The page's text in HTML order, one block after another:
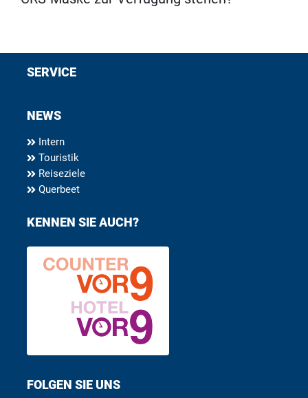
SERVICE
NEWS
Intern
Touristik
Reiseziele
Querbeet
KENNEN SIE AUCH?
FOLGEN SIE UNS